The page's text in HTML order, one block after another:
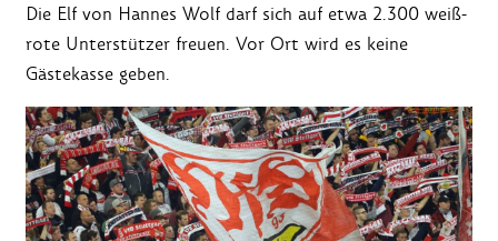
Die Elf von Hannes Wolf darf sich auf etwa 2.300 weiß-
rote Unterstützer freuen. Vor Ort wird es keine
Gästekasse geben.